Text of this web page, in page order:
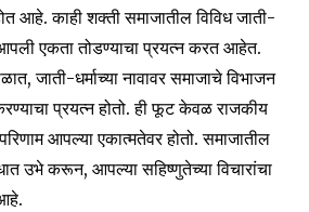
आहे. काही शक्ती समाजातील विविध जाती-
एकता तोडण्याचा प्रयत्न करत आहेत.
जाती-धर्माच्या नावावर समाजाचे विभाजन
प्रयत्न होतो. ही फूट केवळ राजकीय
आपल्या एकात्मतेवर होतो. समाजातील
उभे करून, आपल्या सहिष्णुतेच्या विचारांचा